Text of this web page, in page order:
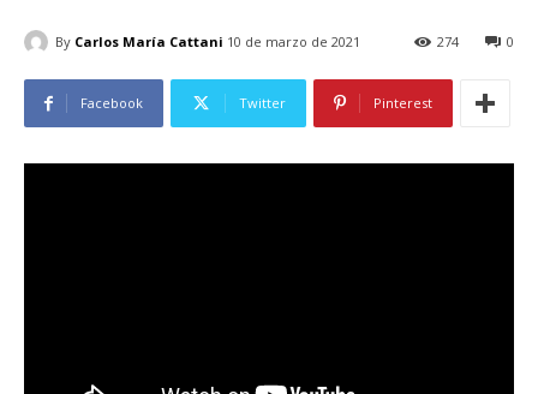
By Carlos María Cattani 10 de marzo de 2021 0
274
Facebook Twitter Pinterest